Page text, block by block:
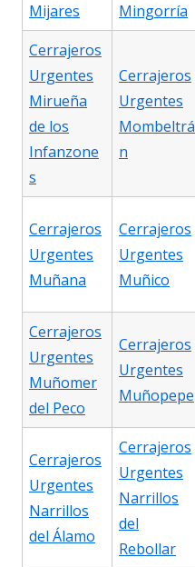
Mijares
Mingorría
Cerrajeros
Urgentes
Mirueña
de los
Infanzone
s
Cerrajeros
Urgentes
Mombeltrá
n
Cerrajeros
Urgentes
Muñana
Cerrajeros
Urgentes
Muñico
Cerrajeros
Urgentes
Muñomer
del Peco
Cerrajeros
Urgentes
Muñopepe
Cerrajeros
Urgentes
Narrillos
del Álamo
Cerrajeros
Urgentes
Narrillos
del
Rebollar